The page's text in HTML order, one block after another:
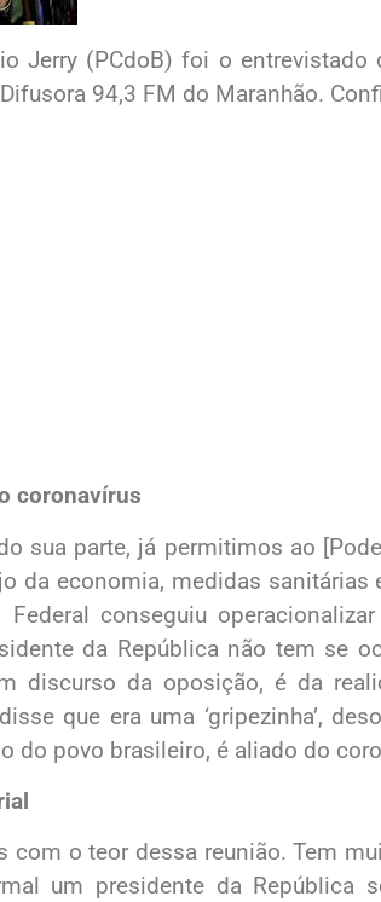
Jerry (PCdoB) foi o
94,3 FM do Maranhão.
coronavírus
sua parte, já permitimos ao
da economia, medidas sanitárias
conseguiu
da República não tem se
discurso da oposição, é da
que era uma ‘gripezinha’,
do povo brasileiro, é aliado do
com o teor dessa reunião. Tem
um presidente da República